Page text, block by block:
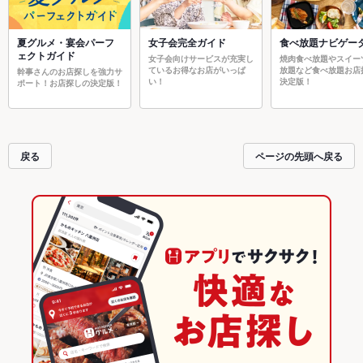
夏グルメ・宴会パーフ
ェクトガイド
幹事さんのお店探しを強力サ
ポート！お店探しの決定版！
女子会完全ガイド
女子会向けサービスが充実し
ているお得なお店がいっぱ
い！
食べ放題ナビゲー
焼肉食べ放題やスイー
放題など食べ放題お店
決定版！
戻る ページの先頭へ戻る